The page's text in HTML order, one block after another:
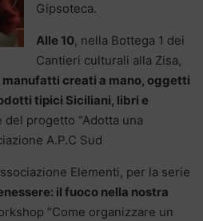
Gipsoteca.
Alle 10, nella Bottega 1 dei
Cantieri culturali alla Zisa,
creati a mano, oggetti
tipici Siciliani, libri e
del progetto “Adotta una
A.P.C Sud
Elementi, per la serie
il fuoco nella nostra
“Come organizzare un